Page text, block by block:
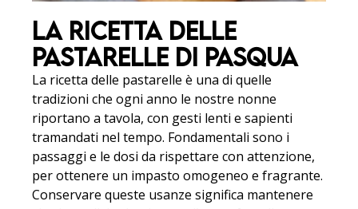
LA RICETTA DELLE
PASTARELLE DI PASQUA
La ricetta delle pastarelle è una di quelle
tradizioni che ogni anno le nostre nonne
riportano a tavola, con gesti lenti e sapienti
tramandati nel tempo. Fondamentali sono i
passaggi e le dosi da rispettare con attenzione,
per ottenere un impasto omogeneo e fragrante.
Conservare queste usanze significa mantenere